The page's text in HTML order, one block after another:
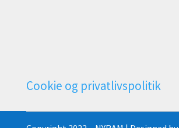
Cookie og privatlivspolitik